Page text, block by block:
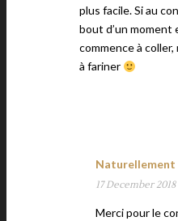
plus facile. Si au
bout d’un moment
commence à coller,
à fariner
Naturellement
17 December
Merci pour le